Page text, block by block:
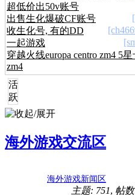
账号
超低价出50v账号
出售生化爆破CF账号
收生化号, 有的DD
一起游戏
穿越火线europa centro zm4 5
zm4
活
跃
海外游戏交流区
海外游戏新闻区
主题: 751, 帖